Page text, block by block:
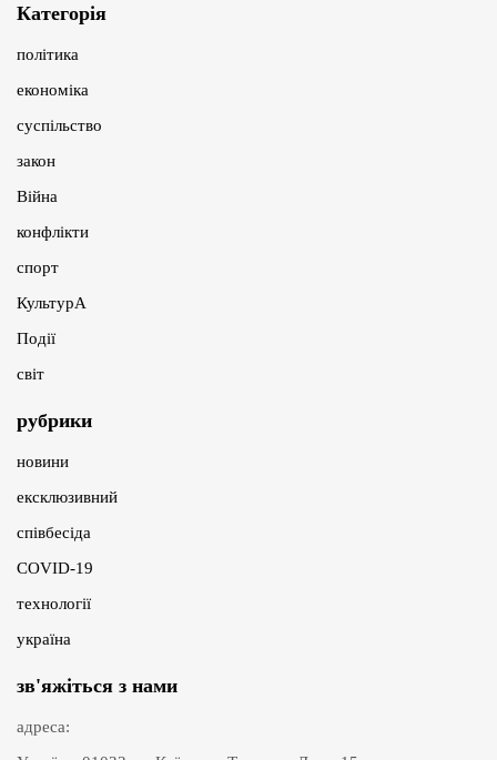
Категорія
політика
економіка
суспільство
закон
Війна
конфлікти
спорт
КультурА
Події
світ
рубрики
новини
ексклюзивний
співбесіда
COVID-19
технології
україна
зв'яжіться з нами
адреса: